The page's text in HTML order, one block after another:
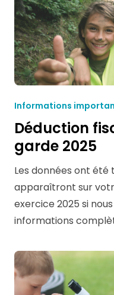
Informations
Déduction
garde 2025
Les données ont été
apparaîtront sur
exercice 2025 si
informations